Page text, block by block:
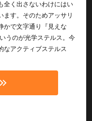
全く出さないわけにはい
ます。そのためアッサリ
かで文字通り『見えな
うのが光学ステルス。今
なアクティブステルス